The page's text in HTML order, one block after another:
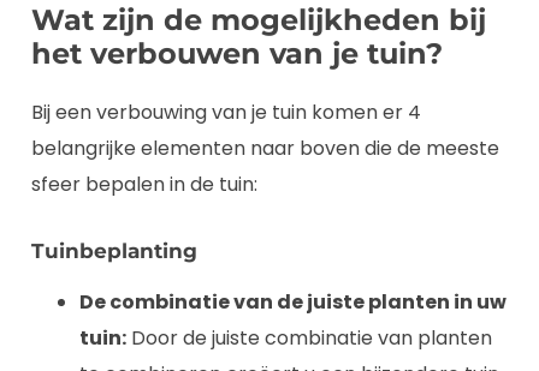
Wat zijn de mogelijkheden bij
het verbouwen van je tuin?
Bij een verbouwing van je tuin komen er 4
belangrijke elementen naar boven die de meeste
sfeer bepalen in de tuin:
Tuinbeplanting
De combinatie van de juiste planten in uw
tuin: Door de juiste combinatie van planten